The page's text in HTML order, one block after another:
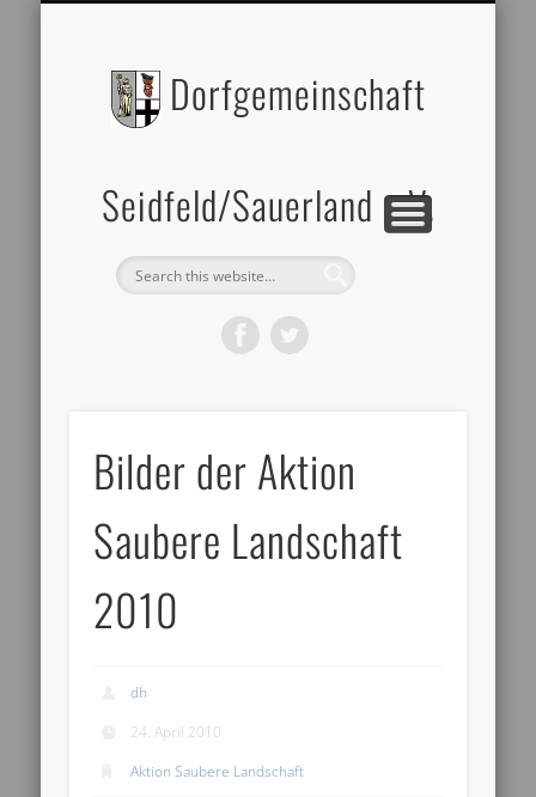
Dorfgemeinschaft
Seidfeld/Sauerland e.V.
Bilder der Aktion
Saubere Landschaft
2010
dh
24. April 2010
Aktion Saubere Landschaft